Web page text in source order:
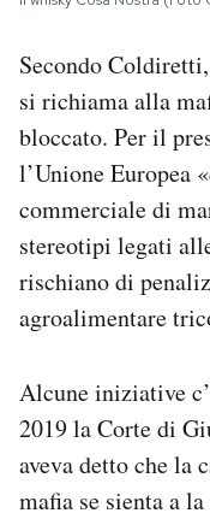
Secondo
si richiama alla
bloccato. Per il
l’Unione Europea
commerciale di
stereotipi legati
rischiano di
agroalimentare
Alcune iniziative
2019 la Corte di
aveva detto che la
mafia se sienta a